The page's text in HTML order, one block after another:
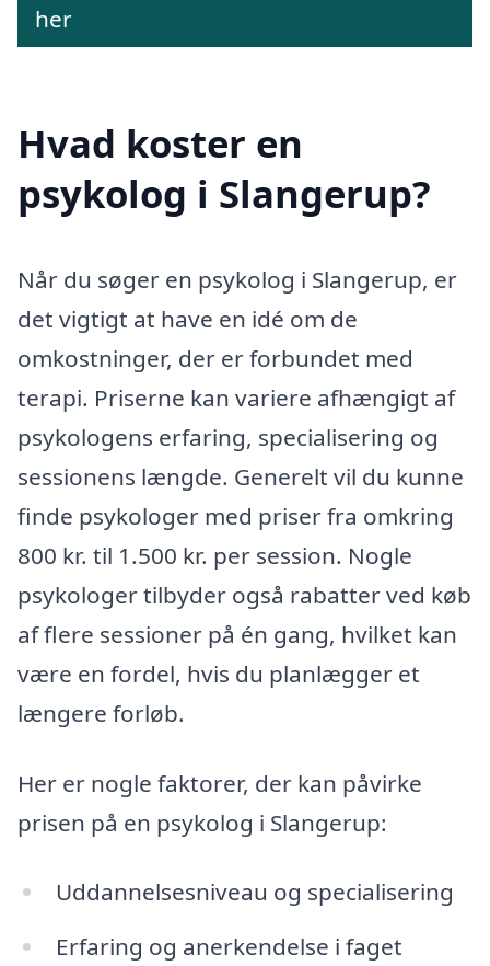
her
Hvad koster en
psykolog i Slangerup?
Når du søger en psykolog i Slangerup, er
det vigtigt at have en idé om de
omkostninger, der er forbundet med
terapi. Priserne kan variere afhængigt af
psykologens erfaring, specialisering og
sessionens længde. Generelt vil du kunne
finde psykologer med priser fra omkring
800 kr. til 1.500 kr. per session. Nogle
psykologer tilbyder også rabatter ved køb
af flere sessioner på én gang, hvilket kan
være en fordel, hvis du planlægger et
længere forløb.
Her er nogle faktorer, der kan påvirke
prisen på en psykolog i Slangerup:
Uddannelsesniveau og specialisering
Erfaring og anerkendelse i faget